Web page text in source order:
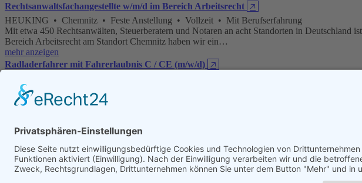
Rechtsanwaltsfachangestellte w/m/d im Bereich Arbeitsrecht 🡥
HEUKING • Chemnitz • Feste Anstellung • Vollzeit • Mit Berufserfahrung
Mit etwa 450 Rechtsanwälten, Steuerberatern und Notaren an acht Standorten in
Bereich Arbeitsrecht am Standort Chemnitz haben wir ein…
mehr anzeigen
Radladerfahrer mit Fahrerlaubnis C / CE (m/w/d) 🡥
Im Auftrag der Zukunft Wir bewegen Ideen: Aus Wertstoff wird Rohstoff, aus Biomasse
Lösungen, die Fortschritt und Ressourcenschonung in Einkla…
TÜV Rheinland Group • Annaberg Buchholz • Feste Anstellung • Vollzeit • Mit
Referenzcode: 19844 Gesellschaft: TÜV Rheinland Group Die Begeisterung für
Wissen eigenverantwortlich einbringen und sich dabei persön…
mehr anzeigen